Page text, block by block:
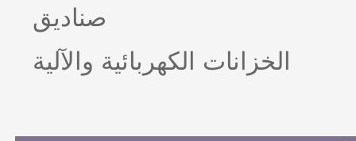
صناديق
الخزانات الكهربائية والآلية